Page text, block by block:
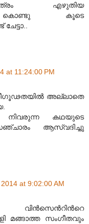
എഴുതിയ
കൊണ്ടു കൂടെ
at 11:24:00 PM
നീഗൂഢതയിൽ അല്ലാതെ
കഥയുടെ
ആസ്വദിച്ചു
at 9:02:00 AM
വിന്‍സെന്‍റിന്‍റെ
മങ്ങാത്ത സംഗീതവും